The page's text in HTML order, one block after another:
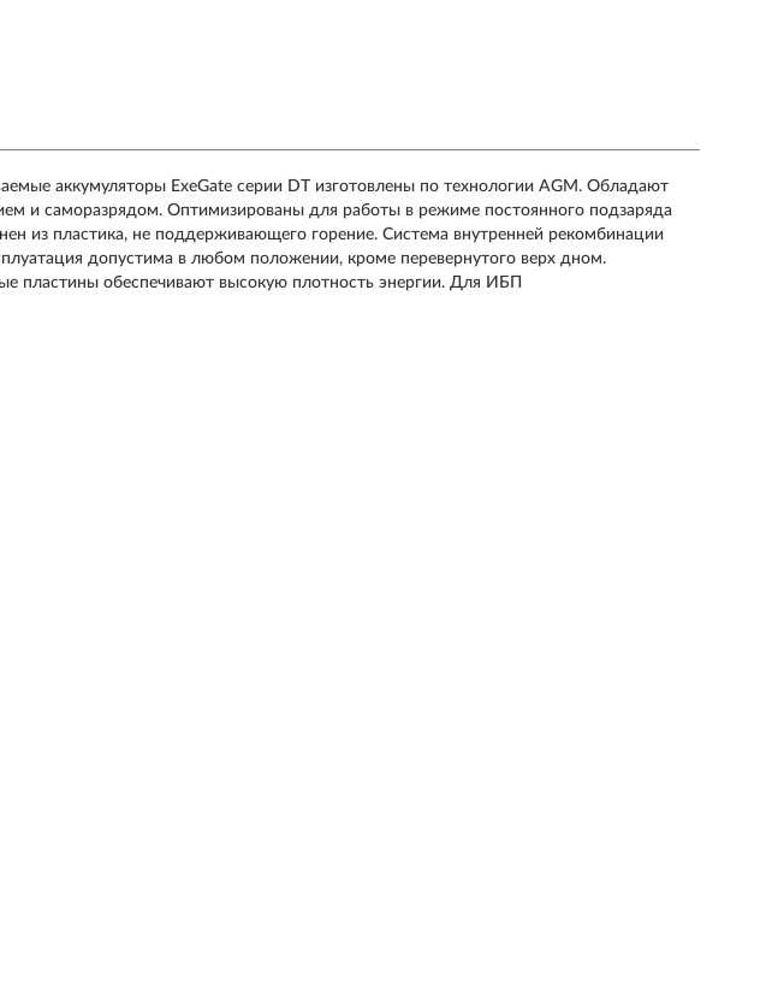
аккумуляторы ExeGate серии DT изготовлены по технологии AGM. Обладают
и саморазрядом. Оптимизированы для работы в режиме постоянного подзаряда
из пластика, не поддерживающего горение. Система внутренней рекомбинации
допустима в любом положении, кроме перевернутого верх дном.
пластины обеспечивают высокую плотность энергии. Для ИБП